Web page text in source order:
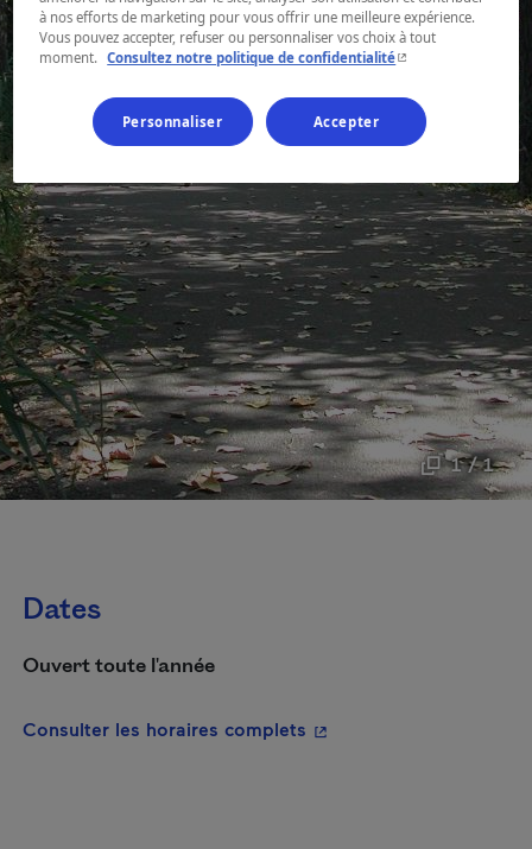
1 / 1
Dates
Ouvert toute l'année
Consulter les horaires complets - Cet hyperlien
à nos efforts de marketing pour vous offrir une meilleure expérience.
Vous pouvez accepter, refuser ou personnaliser vos choix à tout
moment.
Consultez notre politique de confidentialité- Cet hyperlien
Personnaliser Accepter